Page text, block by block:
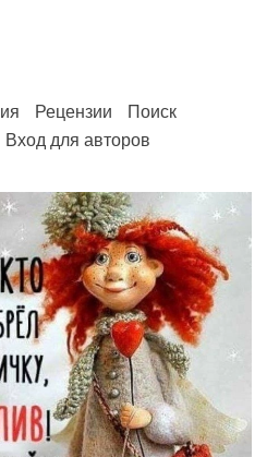
Рецензии
Поиск
Вход для авторов